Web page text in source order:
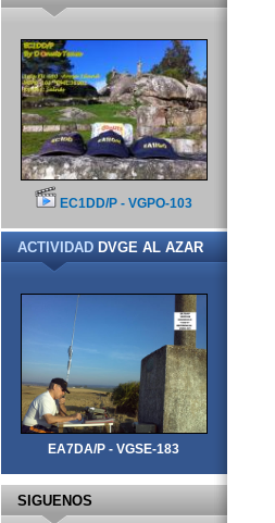
EC1DD/P - VGPO-103
ACTIVIDADDVGE AL AZAR
EA7DA/P - VGSE-183
SIGUENOS